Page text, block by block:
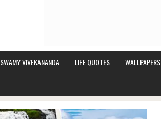
SWAMY VIVEKANANDA LIFE QUOTES WALLPAPERS